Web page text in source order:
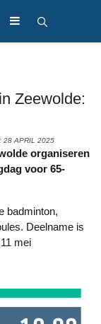
Zeewolde:
28 APRIL 2025
voor 65-
Deelname is
mei